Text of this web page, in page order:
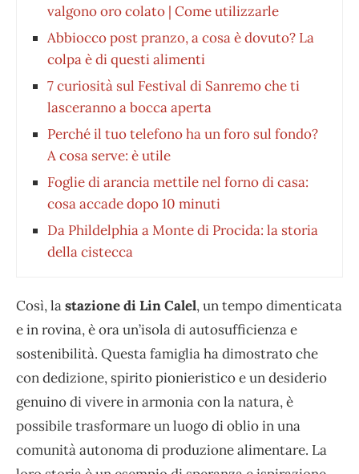
valgono oro colato | Come utilizzarle
Abbiocco post pranzo, a cosa è dovuto? La
colpa è di questi alimenti
7 curiosità sul Festival di Sanremo che ti
lasceranno a bocca aperta
Perché il tuo telefono ha un foro sul fondo?
A cosa serve: è utile
Foglie di arancia mettile nel forno di casa:
cosa accade dopo 10 minuti
Da Phildelphia a Monte di Procida: la storia
della cistecca
Così, lastazione di Lin Calel, un tempo dimenticata
e in rovina, è ora un’isola di autosufficienza e
sostenibilità. Questa famiglia ha dimostrato che
con dedizione, spirito pionieristico e un desiderio
genuino di vivere in armonia con la natura, è
possibile trasformare un luogo di oblio in una
comunità autonoma di produzione alimentare. La